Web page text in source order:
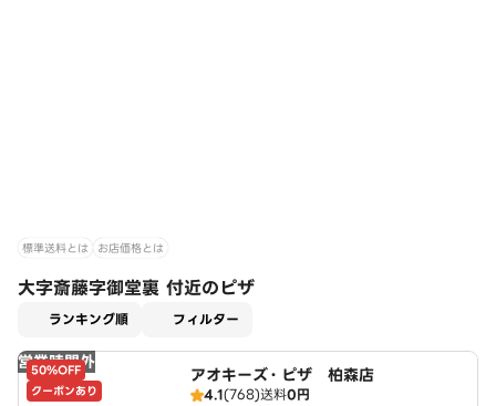
標準送料とは お店価格とは
大字斎藤字御堂裏 付近のピザ
ランキング順 フィルター
営業時間外
50%OFF
クーポンあり
アオキーズ・ピザ 柏森店
4.1(768)送料0円